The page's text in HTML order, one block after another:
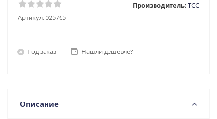
Артикул:025765
Производитель: ТСС
Под заказ Нашли дешевле?
Описание